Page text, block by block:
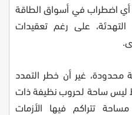
أي اضطراب في أسواق الطاقة
على رغم تعقيدات
محدودة، غير أن خطر التمدد
ليس ساحة لحروب نظيفة ذات
تتراكم فيها الأزمات